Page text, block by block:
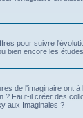
pour suivre
bien encore les
de l'imaginaire ont
? Faut-il créer des
aux Imaginales ?